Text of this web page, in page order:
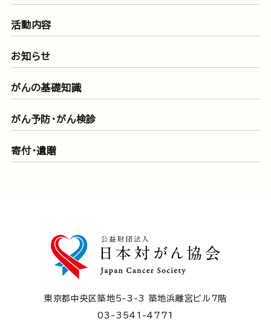
活動内容
お知らせ
がんの基礎知識
がん予防・がん検診
寄付・遺贈
東京都中央区築地5-3-3 築地浜離宮ビル7階
03-3541-4771